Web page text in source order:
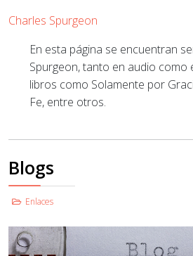
Charles Spurgeon
En esta página se encuentran
Spurgeon, tanto en audio como
libros como Solamente por
Fe, entre otros.
Blogs
Enlaces